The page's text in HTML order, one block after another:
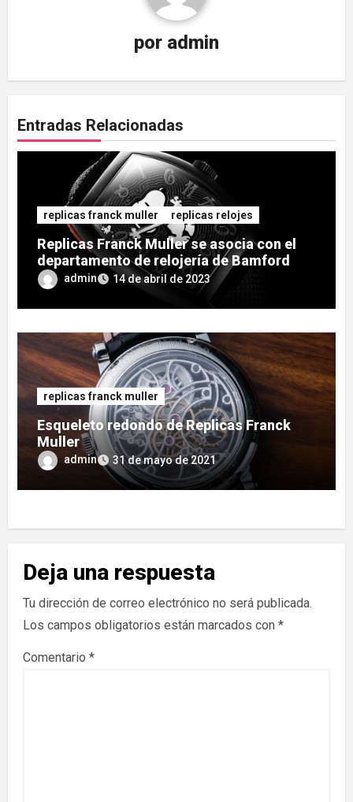
por admin
Entradas Relacionadas
replicas franck muller replicas relojes
Replicas Franck Muller se asocia con el
departamento de relojería de Bamford
para el reloj Cintrée Curvex de edición
limitada Crazy Hours
admin 14 de abril de 2023
replicas franck muller
Esqueleto redondo de Replicas Franck
Muller
admin 31 de mayo de 2021
Deja una respuesta
Tu dirección de correo electrónico no será publicada.
Los campos obligatorios están marcados con *
Comentario *